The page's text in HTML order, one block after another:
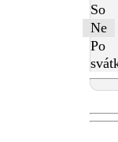
So
Ne
Po